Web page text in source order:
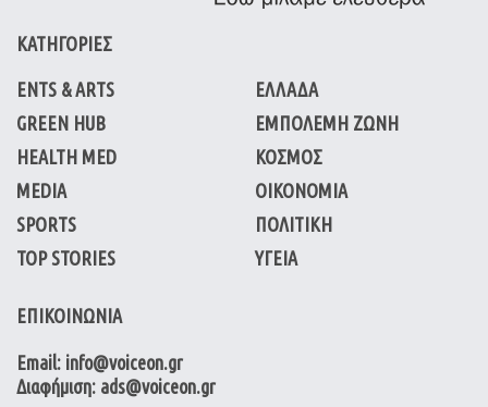
ΚΑΤΗΓΟΡΙΕΣ
ENTS & ARTS
GREEN HUB
HEALTH MED
MEDIA
SPORTS
TOP STORIES
ΕΛΛΑΔΑ
ΕΜΠΟΛΕΜΗ ΖΩΝΗ
ΚΟΣΜΟΣ
ΟΙΚΟΝΟΜΙΑ
ΠΟΛΙΤΙΚΗ
ΥΓΕΙΑ
ΕΠΙΚΟΙΝΩΝΙΑ
Email: info@voiceon.gr
Διαφήμιση: ads@voiceon.gr